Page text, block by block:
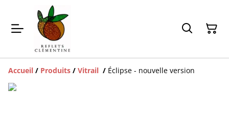
Accueil / Produits / Vitrail / Éclipse - nouvelle version